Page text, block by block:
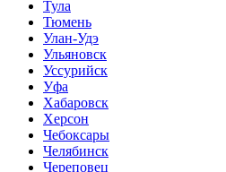
Тула
Тюмень
Улан-Удэ
Ульяновск
Уссурийск
Уфа
Хабаровск
Херсон
Чебоксары
Челябинск
Череповец